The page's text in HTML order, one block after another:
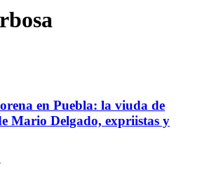
en Puebla: la viuda de
Mario Delgado, expriistas y